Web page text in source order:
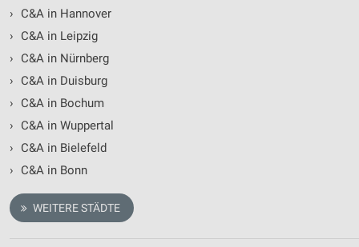
›
C&A in Hannover
›
C&A in Leipzig
›
C&A in Nürnberg
›
C&A in Duisburg
›
C&A in Bochum
›
C&A in Wuppertal
›
C&A in Bielefeld
›
C&A in Bonn
WEITERE STÄDTE